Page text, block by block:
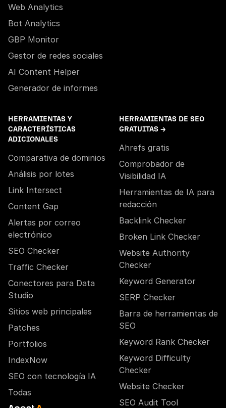
Web Analytics
Bot Analytics
GBP Monitor
Gestor de redes sociales
AI Content Helper
Generador de informes
HERRAMIENTAS Y
CARACTERÍSTICAS
ADICIONALES
Comparativa de dominios
Análisis por lotes
Link Intersect
Content Gap
Alertas por correo
electrónico
SEO Checker
Traffic Checker
Conectores para Data
Studio
Sitios web principales
Patches
Portfolios
IndexNow
SEO con tecnología IA
Todas
HERRAMIENTAS DE SEO
GRATUITAS →
Ahrefs gratis
Comprobador de
Visibilidad IA
Herramientas de IA para
redacción
Backlink Checker
Broken Link Checker
Website Authority
Checker
Keyword Generator
SERP Checker
Barra de herramientas de
SEO
Keyword Rank Checker
Keyword Difficulty
Checker
Website Checker
SEO Audit Tool